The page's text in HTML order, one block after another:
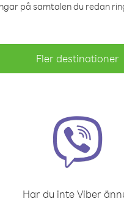
på samtalen du redan
Fler destinationer
Har du inte Viber